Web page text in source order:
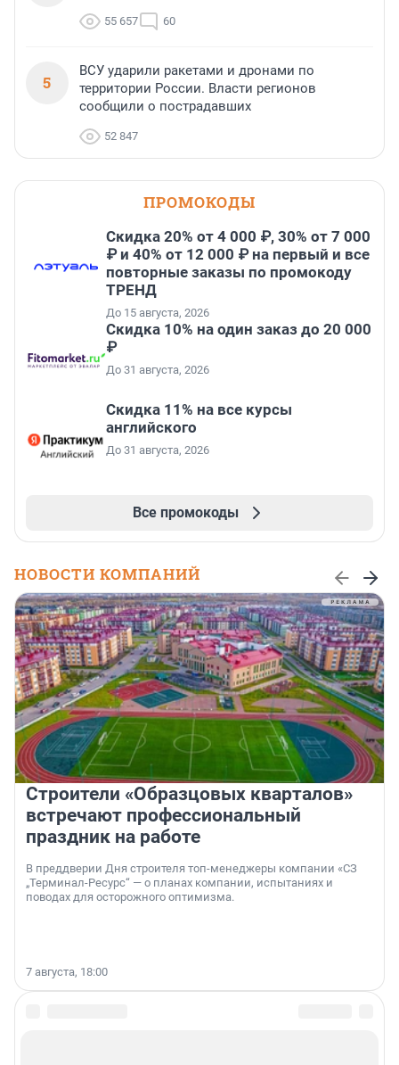
55 657 60
5
ВСУ ударили ракетами и дронами по
территории России. Власти регионов
сообщили о пострадавших
52 847
ПРОМОКОДЫ
Скидка 20% от 4 000 ₽, 30% от 7 000
₽ и 40% от 12 000 ₽ на первый и все
повторные заказы по промокоду
ТРЕНД
До 15 августа, 2026
Скидка 10% на один заказ до 20 000
₽
До 31 августа, 2026
Скидка 11% на все курсы
английского
До 31 августа, 2026
Все промокоды
НОВОСТИ КОМПАНИЙ
Строители «Образцовых кварталов»
встречают профессиональный
праздник на работе
В преддверии Дня строителя топ-менеджеры компании «СЗ
„Терминал-Ресурс“ — о планах компании, испытаниях и
поводах для осторожного оптимизма.
7 августа, 18:00